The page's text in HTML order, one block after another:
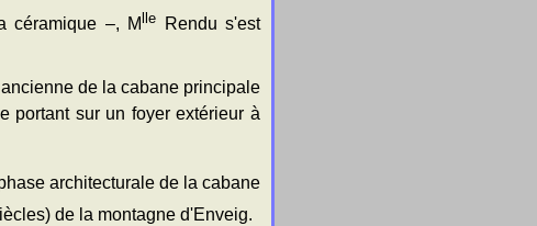
céramique –, Mlle Rendu s'est
de la cabane principale
portant sur un foyer extérieur à
architecturale de la cabane
de la montagne d'Enveig.